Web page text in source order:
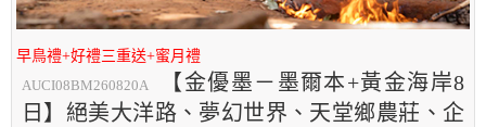
早鳥禮+好禮三重送+蜜月禮
AUCI08BM260820A
【金優墨－墨爾本+黃金海岸8
日】絕美大洋路、夢幻世界、天堂鄉農莊、企